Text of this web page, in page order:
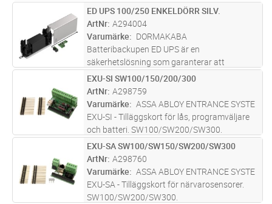
impulsstyrning samt möjlighet att förlänga
öppethållandet upp till 180 sekunder. Det
stödjer även samordnad öppning av
pardö...läs mer
ST Lägg i kundvagn
ED UPS 100/250 ENKELDÖRR SILV.
ArtNr A294004
Varumärke
DORMAKABA
Batteribackupen ED UPS är en
säkerhetslösning som garanterar att
dörrautomatiken inte slås ut vid ett eventuellt
strömavbrott. Det är de välkända
slagdörrsautomatikerna ED100/250 som nu
kompletteras...läs mer
ST Lägg i kundvagn
EXU-SI SW100/150/200/300
ArtNr A298759
Varumärke
ASSA ABLOY ENTRANCE SYSTE
EXU-SI - Tilläggskort för lås, programväljare
och batteri. SW100/SW200/SW300.
ST Lägg i kundvagn
EXU-SA SW100/SW150/SW200/SW300
ArtNr A298760
Varumärke
ASSA ABLOY ENTRANCE SYSTE
EXU-SA - Tilläggskort för närvarosensorer.
SW100/SW200/SW300.